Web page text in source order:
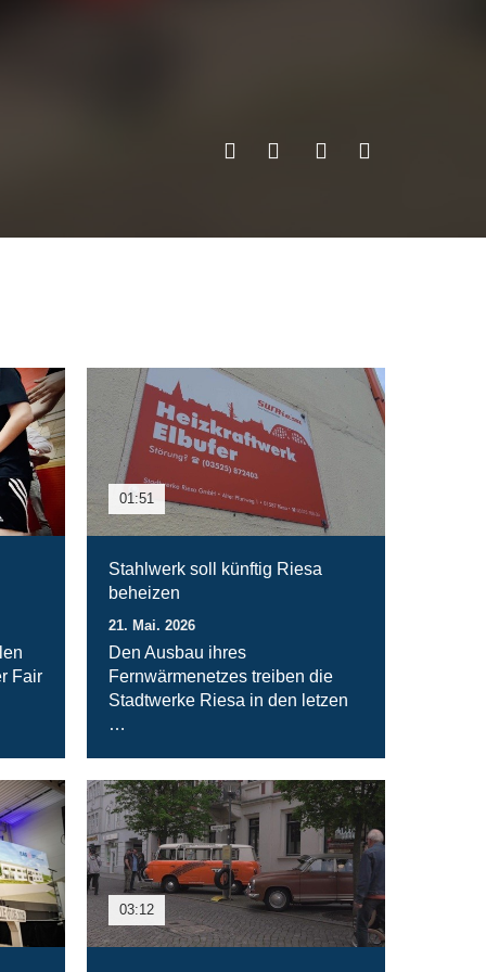
Fair
01:51
Stahlwerk soll künftig Riesa
beheizen
21. Mai. 2026
Den Ausbau ihres
Fernwärmenetzes treiben die
Stadtwerke Riesa in den letzen
…
03:12